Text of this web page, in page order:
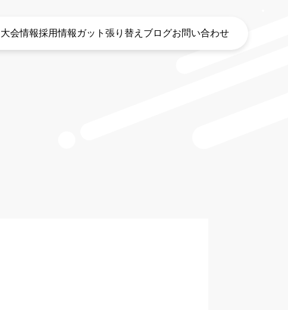
大会情報採用情報 ガット張り替え ブログお問い合わせ